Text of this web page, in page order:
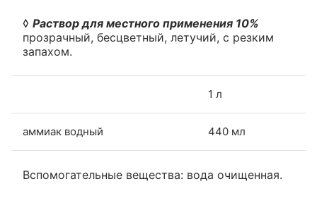
◊ Раствор для местного применения 10%
прозрачный, бесцветный, летучий, с резким
запахом.
1 л
аммиак водный 440 мл
Вспомогательные вещества: вода очищенная.